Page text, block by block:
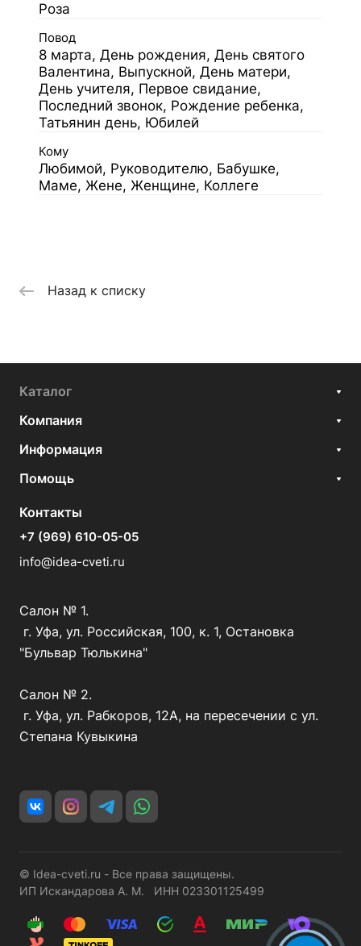
Роза
Повод
8 марта, День рождения, День святого
Валентина, Выпускной, День матери,
День учителя, Первое свидание,
Последний звонок, Рождение ребенка,
Татьянин день, Юбилей
Кому
Любимой, Руководителю, Бабушке,
Маме, Жене, Женщине, Коллеге
Назад к списку
Каталог
Компания
Информация
Помощь
Контакты
+7 (969) 610-05-05
info@idea-cveti.ru
Салон № 1.
г. Уфа, ул. Российская, 100, к. 1, Остановка
"Бульвар Тюлькина"
Салон № 2.
г. Уфа, ул. Рабкоров, 12А, на пересечении с ул.
Степана Кувыкина
© Idea-cveti.ru - Все права защищены.
ИП Искандарова А. М. ИНН 023301125499